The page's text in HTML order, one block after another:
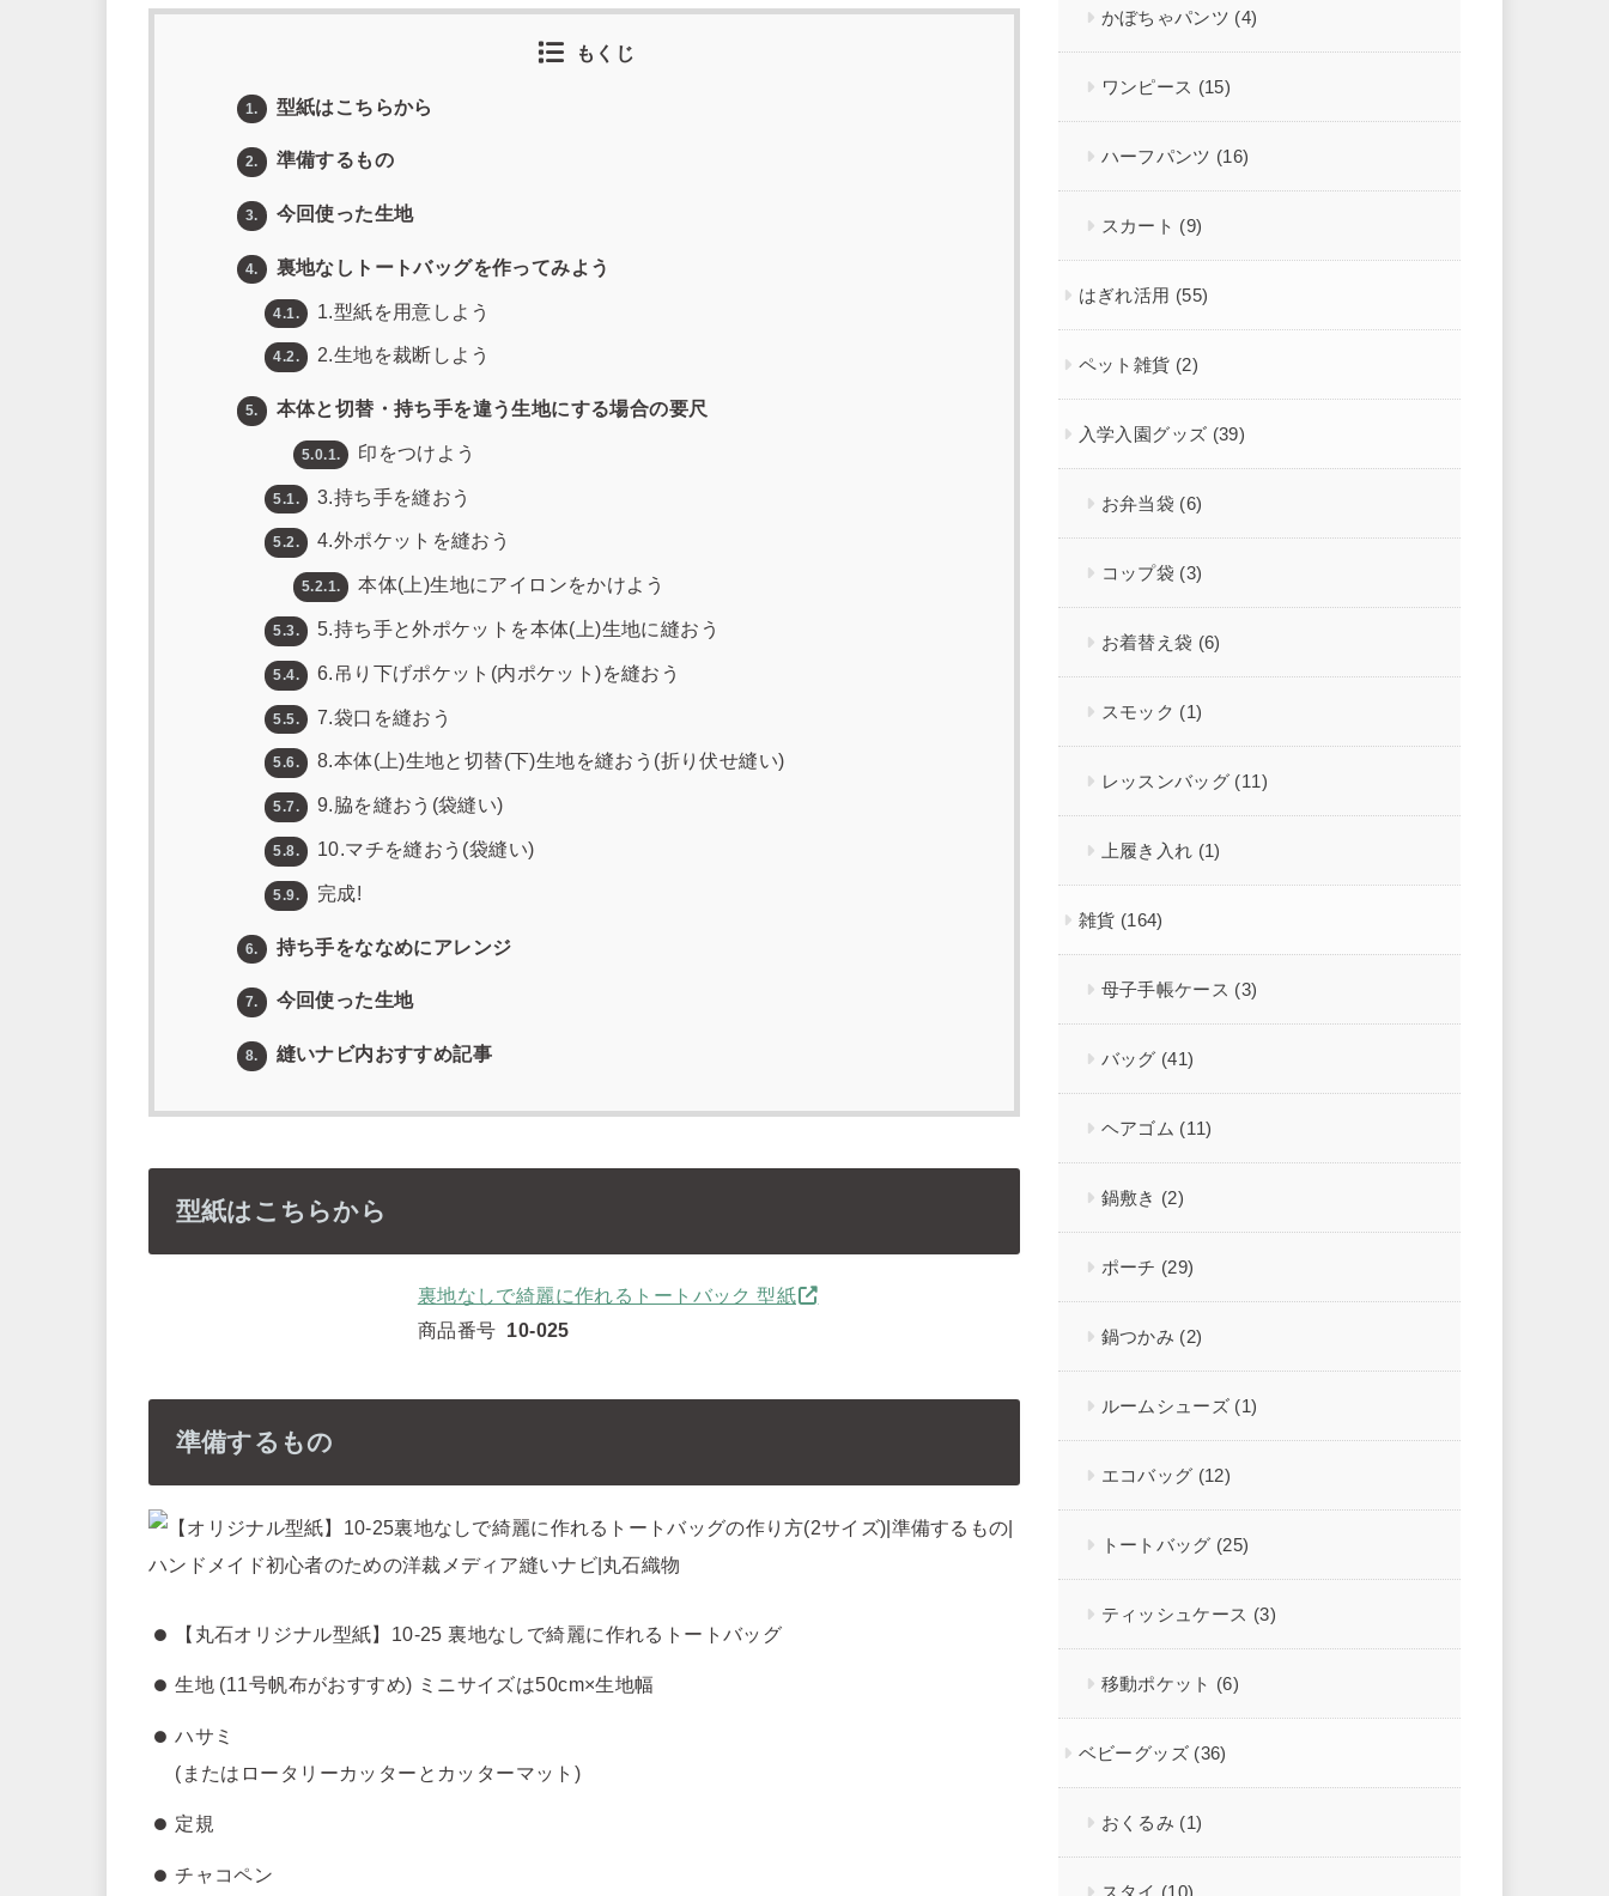
もくじ
1. 型紙はこちらから
2. 準備するもの
3. 今回使った生地
4. 裏地なしトートバッグを作ってみよう
4.1. 1.型紙を用意しよう
4.2. 2.生地を裁断しよう
5. 本体と切替・持ち手を違う生地にする場合の要尺
5.0.1. 印をつけよう
5.1. 3.持ち手を縫おう
5.2. 4.外ポケットを縫おう
5.2.1. 本体(上)生地にアイロンをかけよう
5.3. 5.持ち手と外ポケットを本体(上)生地に縫おう
5.4. 6.吊り下げポケット(内ポケット)を縫おう
5.5. 7.袋口を縫おう
5.6. 8.本体(上)生地と切替(下)生地を縫おう(折り伏せ縫い)
5.7. 9.脇を縫おう(袋縫い)
5.8. 10.マチを縫おう(袋縫い)
5.9. 完成!
6. 持ち手をななめにアレンジ
7. 今回使った生地
8. 縫いナビ内おすすめ記事
型紙はこちらから
裏地なしで綺麗に作れるトートバック 型紙
商品番号 10-025
準備するもの
【丸石オリジナル型紙】10-25 裏地なしで綺麗に作れるトートバッグ
生地 (11号帆布がおすすめ) ミニサイズは50cm×生地幅
ハサミ
(またはロータリーカッターとカッターマット)
定規
チャコペン
かぼちゃパンツ (4)
ワンピース (15)
ハーフパンツ (16)
スカート (9)
はぎれ活用 (55)
ペット雑貨 (2)
入学入園グッズ (39)
お弁当袋 (6)
コップ袋 (3)
お着替え袋 (6)
スモック (1)
レッスンバッグ (11)
上履き入れ (1)
雑貨 (164)
母子手帳ケース (3)
バッグ (41)
ヘアゴム (11)
鍋敷き (2)
ポーチ (29)
鍋つかみ (2)
ルームシューズ (1)
エコバッグ (12)
トートバッグ (25)
ティッシュケース (3)
移動ポケット (6)
ベビーグッズ (36)
おくるみ (1)
スタイ (10)